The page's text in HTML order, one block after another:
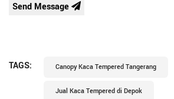
Send Message
TAGS: Canopy Kaca Tempered Tangerang
Jual Kaca Tempered di Depok